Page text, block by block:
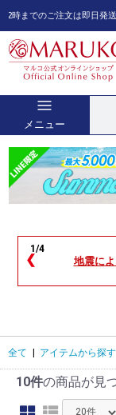
文は即日発送いたしま
メニュー
1/4
地震に
❮
全て | アイテムから探す
10件の商品が見